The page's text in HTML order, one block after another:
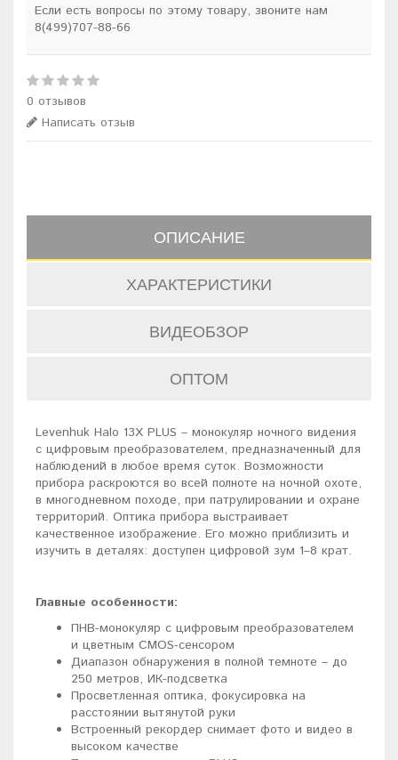
Если есть вопросы по этому товару, звоните нам
8(499)707-88-66
0 отзывов
Написать отзыв
ОПИСАНИЕ
ХАРАКТЕРИСТИКИ
ВИДЕОБЗОР
ОПТОМ
Levenhuk Halo 13X PLUS – монокуляр ночного видения
c цифровым преобразователем, предназначенный для
наблюдений в любое время суток. Возможности
прибора раскроются во всей полноте на ночной охоте,
в многодневном походе, при патрулировании и охране
территорий. Оптика прибора выстраивает
качественное изображение. Его можно приблизить и
изучить в деталях: доступен цифровой зум 1–8 крат.
Главные особенности:
ПНВ-монокуляр с цифровым преобразователем
и цветным CMOS-сенсором
Диапазон обнаружения в полной темноте – до
250 метров, ИК-подсветка
Просветленная оптика, фокусировка на
расстоянии вытянутой руки
Встроенный рекордер снимает фото и видео в
высоком качестве